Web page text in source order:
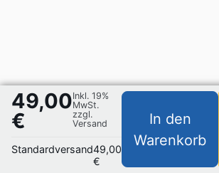
49,00
€
Inkl. 19%
MwSt.
zzgl.
Versand
Standardversand49,00
€
In den
Warenkorb